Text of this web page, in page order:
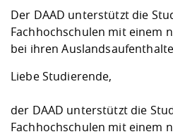
Career Service
Angebote für
Kontakt und Anfahrt
Der DAAD unterstützt die
Fachhochschulen mit einem
bei ihren
Liebe Studierende,
der DAAD unterstützt die
Fachhochschulen mit einem